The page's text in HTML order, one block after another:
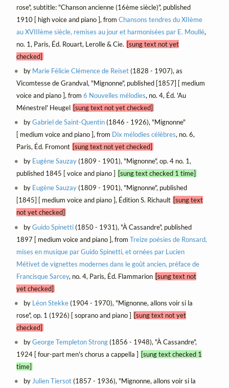
rose", subtitle: "Chanson ancienne (16ème siècle)", published
1910 [ high voice and piano ], from Chansons tendres du XIIème
au XVIIIème siècle, remises au jour et harmonisées par E. Moullé,
no. 1, Paris, Éd. Rouart, Lerolle & Cie. [sung text not yet
checked]
by Marie Félicie Clémence de Reiset(1828 - 1907), as
Vicomtesse de Grandval, "Mignonne", published [1857] [ medium
voice and piano ], from 6 Nouvelles mélodies, no. 4, Éd. 'Au
Ménestrel' Heugel [sung text not yet checked]
byGabriel de Saint-Quentin(1846 - 1926), "Mignonne"
[ medium voice and piano ], from Dix mélodies célèbres, no. 6,
Paris, Éd. Fromont [sung text not yet checked]
by Eugène Sauzay(1809 - 1901), "Mignonne", op. 4 no. 1,
published 1845 [ voice and piano ] [sung text checked 1 time]
by Eugène Sauzay(1809 - 1901), "Mignonne", published
[1845] [ medium voice and piano ], Édition S. Richault [sung text
not yet checked]
byGuido Spinetti(1850 - 1931), "À Cassandre", published
1897 [ medium voice and piano ], from Treize poésies de Ronsard,
mises en musique par Guido Spinetti, et ornées par Lucien
Métivet de vignettes modernes dans le goût ancien, préface de
Francisque Sarcey, no. 4, Paris, Éd. Flammarion [sung text not
yet checked]
by Léon Stekke(1904 - 1970), "Mignonne, allons voir si la
rose", op. 1 (1926) [ soprano and piano ] [sung text not yet
checked]
byGeorge Templeton Strong(1856 - 1948), "À Cassandre",
1924 [ four-part men's chorus a cappella ] [sung text checked 1
time]
by Julien Tiersot(1857 - 1936), "Mignonne, allons voir si la